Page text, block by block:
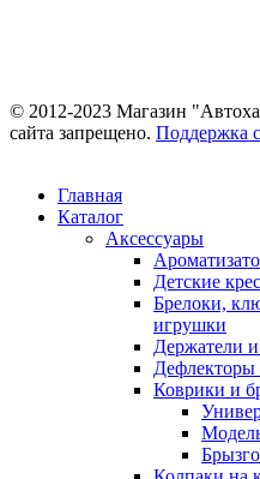
© 2012-2023 Магазин
сайта запрещено. Поддержка
Главная
Каталог
Аксессуары
Детские
Брелоки,
игрушки
Держатели
Дефлекторы
Коврики и